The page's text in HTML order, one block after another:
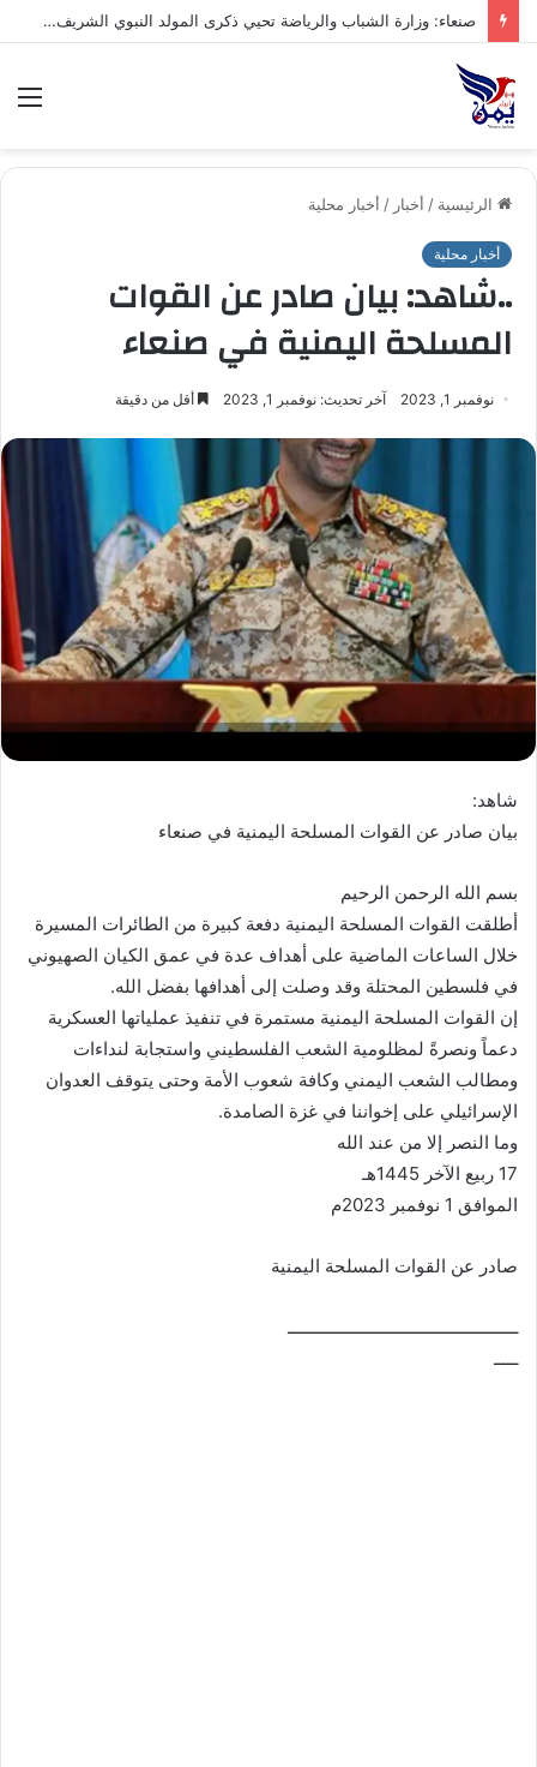
صنعاء: وزارة الشباب والرياضة تحيي ذكرى المولد النبوي الشريف بفعالية ثقافية وخطابية
الرئيسية / أخبار / أخبار محلية
أخبار محلية
..شاهد: بيان صادر عن القوات
المسلحة اليمنية في صنعاء
نوفمبر 1, 2023 آخر تحديث: نوفمبر 1, 2023 أقل من دقيقة
شاهد:
بيان صادر عن القوات المسلحة اليمنية في صنعاء
بسم الله الرحمن الرحيم
أطلقت القوات المسلحة اليمنية دفعة كبيرة من الطائرات المسيرة
خلال الساعات الماضية على أهداف عدة في عمق الكيان الصهيوني
في فلسطين المحتلة وقد وصلت إلى أهدافها بفضل الله.
إن القوات المسلحة اليمنية مستمرة في تنفيذ عملياتها العسكرية
دعماً ونصرةً لمظلومية الشعب الفلسطيني واستجابة لنداءات
ومطالب الشعب اليمني وكافة شعوب الأمة وحتى يتوقف العدوان
الإسرائيلي على إخواننا في غزة الصامدة.
وما النصر إلا من عند الله
17 ربيع الآخر 1445هـ
الموافق 1 نوفمبر 2023م
صادر عن القوات المسلحة اليمنية
ــــــــــــــــــــــــــــــــــــــــــــــــ
ـــــ